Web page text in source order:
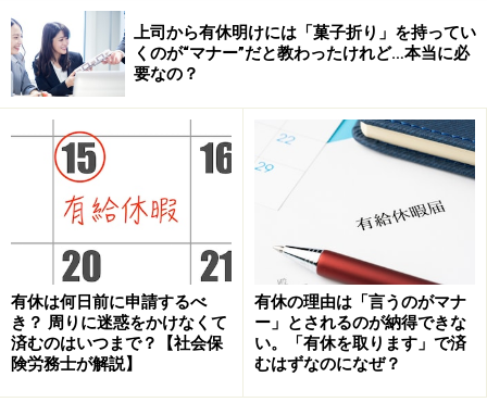
どういう行為が「パワハラ」になるの？
最近本当に耳にすることが多い「パワハラ」。それって
パワハラ？というケースもありますよね。
■職場のパワハラとは？
厚生労働省「職場のいじめ・嫌がらせ問題に関する円卓
会議」ワーキンググループ報告書（平成24年1月）」に
より、次のような概念とされています。
「同じ職場で働く人に対して、職務上の地位や人間関係
上司から有休明けには「菓子折り」を持ってい
くのが“マナー”だと教わったけれど…本当に必
要なの？
有休は何日前に申請するべ
き？ 周りに迷惑をかけなくて
済むのはいつまで？【社会保
険労務士が解説】
有休の理由は「言うのがマナ
ー」とされるのが納得できな
い。「有休を取ります」で済
むはずなのになぜ？